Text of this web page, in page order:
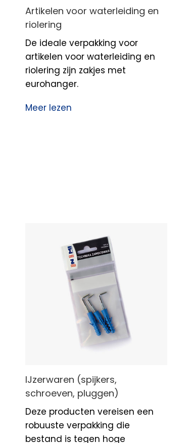
Artikelen voor waterleiding en
riolering
De ideale verpakking voor
artikelen voor waterleiding en
riolering zijn zakjes met
eurohanger.
Meer lezen
IJzerwaren (spijkers,
schroeven, pluggen)
Deze producten vereisen een
robuuste verpakking die
bestand is tegen hoge